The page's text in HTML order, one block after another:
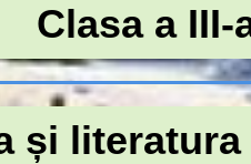
Clasa a III-
și literatura